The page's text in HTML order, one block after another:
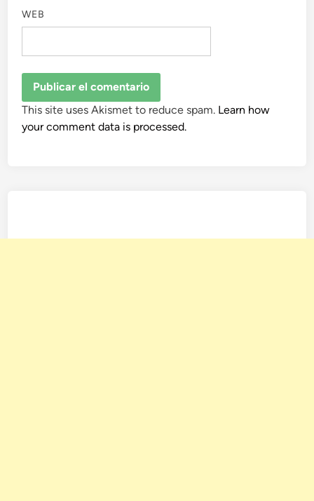
WEB
This site uses Akismet to reduce spam. Learn how
your comment data is processed.